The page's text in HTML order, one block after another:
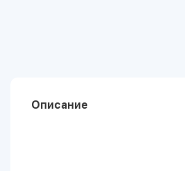
Описание